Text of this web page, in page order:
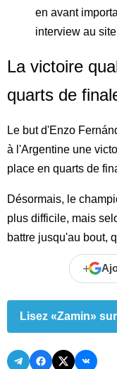
en avant
interview au
La victoire
quarts de
Le but d'Enzo
à l'Argentine une
place en quarts de
Désormais, le
plus difficile, mais
battre jusqu'au bout,
+
Lisez «Zamin»